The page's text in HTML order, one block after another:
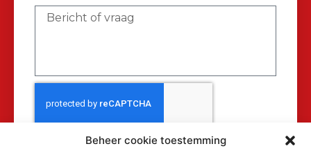
Beheer cookie toestemming
Verzenden